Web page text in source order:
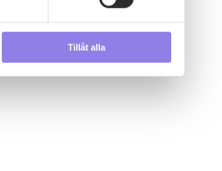
tillhandahålla funktioner för
och annan information från din enhet
Tillåt alla